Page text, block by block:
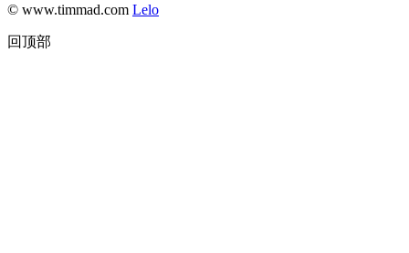
© www.timmad.com Lelo
回顶部